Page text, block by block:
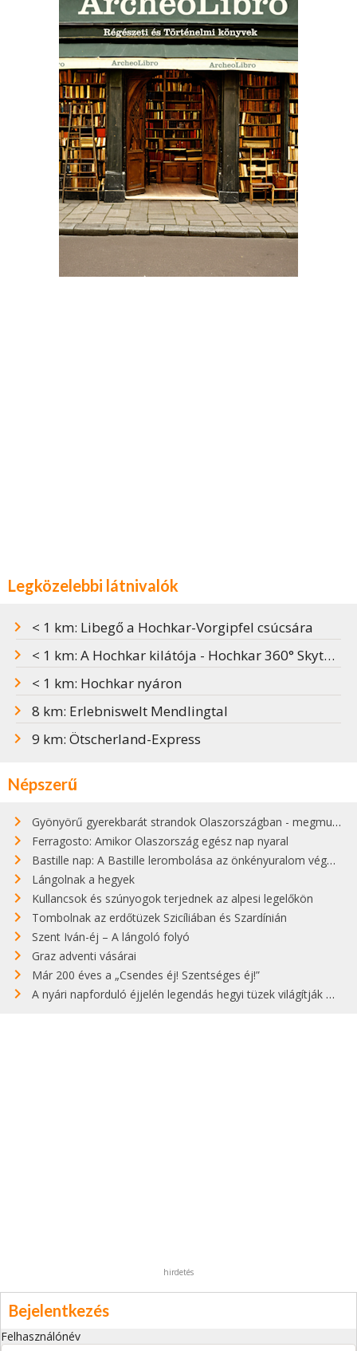
Legközelebbi látnivalók
< 1 km: Libegő a Hochkar-Vorgipfel csúcsára
< 1 km: A Hochkar kilátója - Hochkar 360° Skytour
< 1 km: Hochkar nyáron
8 km: Erlebniswelt Mendlingtal
9 km: Ötscherland-Express
Népszerű
Gyönyörű gyerekbarát strandok Olaszországban - megmutatjuk a 15 legjobbat
Ferragosto: Amikor Olaszország egész nap nyaral
Bastille nap: A Bastille lerombolása az önkényuralom végét jelentette
Lángolnak a hegyek
Kullancsok és szúnyogok terjednek az alpesi legelőkön
Tombolnak az erdőtüzek Szicíliában és Szardínián
Szent Iván-éj – A lángoló folyó
Graz adventi vásárai
Már 200 éves a „Csendes éj! Szentséges éj!”
A nyári napforduló éjjelén legendás hegyi tüzek világítják meg Zugspitzét
hirdetés
Bejelentkezés
Felhasználónév